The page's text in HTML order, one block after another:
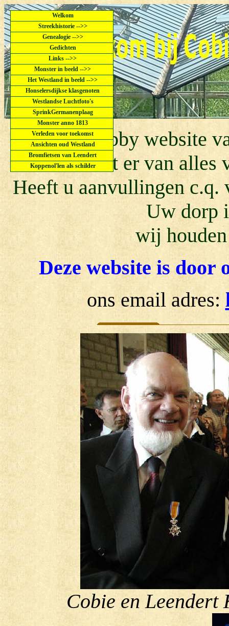
Dit is de hobby website
U kunt er van alles
Heeft u aanvullingen c.q.
Uw dorp
wij
Deze website is door
ons email adres:
Cobie en Leendert
Welkom
Streekhistorie -->>
Genealogie -->>
Gedichten
Links -->>
Monster in beeld -->>
Het Westland in beeld -->>
Honselersdijkse klasgenoten
Westlandse Luchtfoto's
SprinkGermanenplaag
Monster anno 1813
Verleden voor toekomst
Ansichten oud Westland
Bromfietsen van Leendert
Koppenol'len als schilder